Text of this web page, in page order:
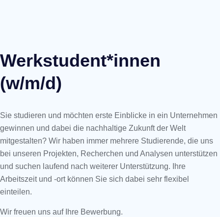
Werkstudent*innen
(w/m/d)
Sie studieren und möchten erste Einblicke in ein Unternehmen
gewinnen und dabei die nachhaltige Zukunft der Welt
mitgestalten? Wir haben immer mehrere Studierende, die uns
bei unseren Projekten, Recherchen und Analysen unterstützen
und suchen laufend nach weiterer Unterstützung. Ihre
Arbeitszeit und -ort können Sie sich dabei sehr flexibel
einteilen.
Wir freuen uns auf Ihre Bewerbung.